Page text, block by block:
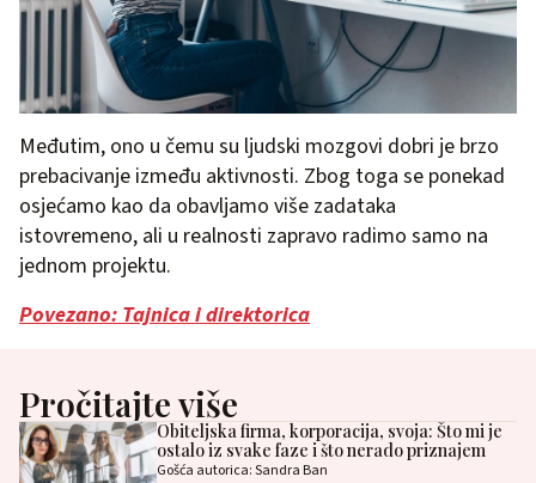
Međutim, ono u čemu su ljudski mozgovi dobri je brzo
prebacivanje između aktivnosti. Zbog toga se ponekad
osjećamo kao da obavljamo više zadataka
istovremeno, ali u realnosti zapravo radimo samo na
jednom projektu.
Povezano: Tajnica i direktorica
Pročitajte više
Obiteljska firma, korporacija, svoja: Što mi je
ostalo iz svake faze i što nerado priznajem
Gošća autorica: Sandra Ban